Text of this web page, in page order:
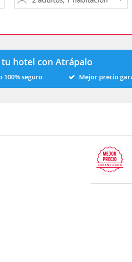
hotel con Atrápalo
100% seguro Mejor precio